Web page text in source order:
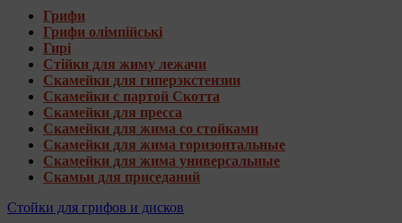
Грифи
Грифи олімпійські
Гирі
Стійки для жиму лежачи
Скамейки для гиперэкстензии
Скамейки с партой Скотта
Скамейки для пресса
Скамейки для жима со стойками
Скамейки для жима горизонтальные
Скамейки для жима универсальные
Скамьи для приседаний
Стойки для грифов и дисков